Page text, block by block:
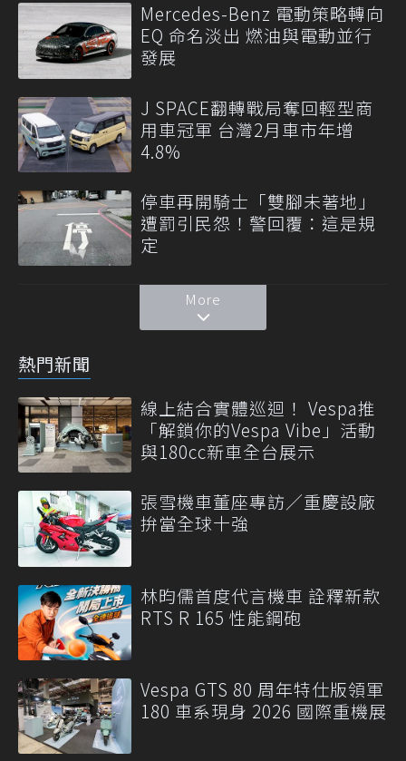
Mercedes-Benz 電動策略轉向
EQ 命名淡出 燃油與電動並行
發展
J SPACE翻轉戰局奪回輕型商
用車冠軍 台灣2月車市年增
4.8%
停車再開騎士「雙腳未著地」
遭罰引民怨！警回覆：這是規
定
More
熱門新聞
線上結合實體巡迴！ Vespa推
「解鎖你的Vespa Vibe」活動
與180cc新車全台展示
張雪機車董座專訪／重慶設廠
拚當全球十強
林昀儒首度代言機車 詮釋新款
RTS R 165 性能鋼砲
Vespa GTS 80 周年特仕版領軍
180 車系現身 2026 國際重機展